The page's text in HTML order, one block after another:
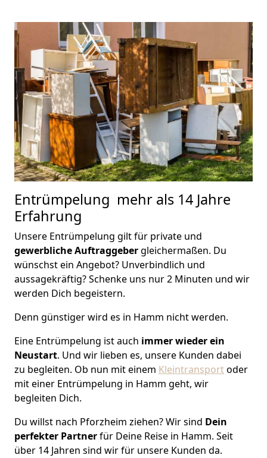
Entrümpelung mehr als 14 Jahre
Erfahrung
Unsere Entrümpelung gilt für private und
gewerbliche Auftraggebergleichermaßen. Du
wünschst ein Angebot? Unverbindlich und
aussagekräftig? Schenke uns nur 2 Minuten und wir
werden Dich begeistern.
Denn günstiger wird es in Hamm nicht werden.
Eine Entrümpelung ist auch immer wieder ein
Neustart. Und wir lieben es, unsere Kunden dabei
zu begleiten. Ob nun mit einem Kleintransportoder
mit einer Entrümpelung in Hamm geht, wir
begleiten Dich.
Du willst nach Pforzheim ziehen? Wir sind Dein
perfekter Partnerfür Deine Reise in Hamm. Seit
über 14 Jahren sind wir für unsere Kunden da.